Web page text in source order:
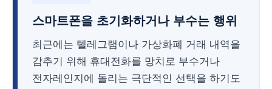
스마트폰을 초기화하거나 부수는 행위
최근에는 텔레그램이나 가상화폐 거래 내역을
감추기 위해 휴대전화를 망치로 부수거나
전자레인지에 돌리는 극단적인 선택을 하기도